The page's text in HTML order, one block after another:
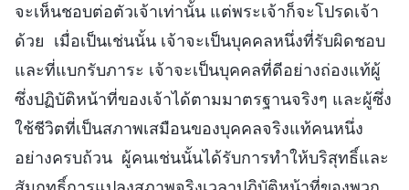
จะเห็นชอบต่อตัวเจ้าเท่านั้น แต่พระเจ้าก็จะโปรดเจ้า
ด้วย เมื่อเป็นเช่นนั้น เจ้าจะเป็นบุคคลหนึ่งที่รับผิดชอบ
และที่แบกรับภาระ เจ้าจะเป็นบุคคลที่ดีอย่างถ่องแท้ผู้
ซึ่งปฏิบัติหน้าที่ของเจ้าได้ตามมาตรฐานจริงๆ และผู้ซึ่ง
ใช้ชีวิตที่เป็นสภาพเสมือนของบุคคลจริงแท้คนหนึ่ง
อย่างครบถ้วน ผู้คนเช่นนั้นได้รับการทำให้บริสุทธิ์และ